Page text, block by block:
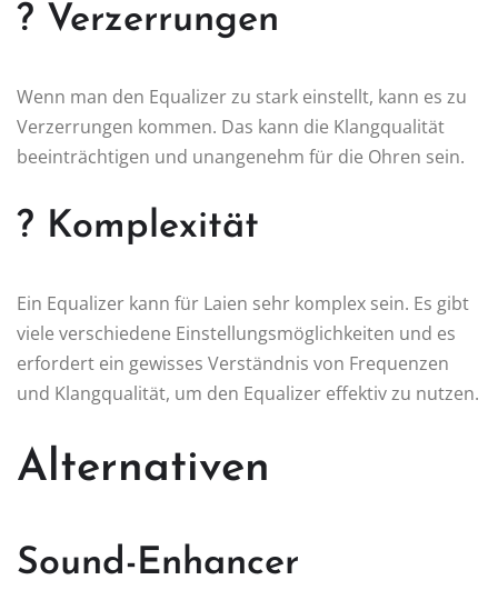
? Verzerrungen
Wenn man den Equalizer zu stark einstellt, kann es zu
Verzerrungen kommen. Das kann die Klangqualität
beeinträchtigen und unangenehm für die Ohren sein.
? Komplexität
Ein Equalizer kann für Laien sehr komplex sein. Es gibt
viele verschiedene Einstellungsmöglichkeiten und es
erfordert ein gewisses Verständnis von Frequenzen
und Klangqualität, um den Equalizer effektiv zu nutzen.
Alternativen
Sound-Enhancer